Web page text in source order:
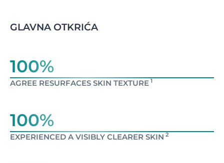
GLAVNA OTKRIĆA
100%
AGREE RESURFACES SKIN TEXTURE 1
100%
EXPERIENCED A VISIBLY CLEARER SKIN 2